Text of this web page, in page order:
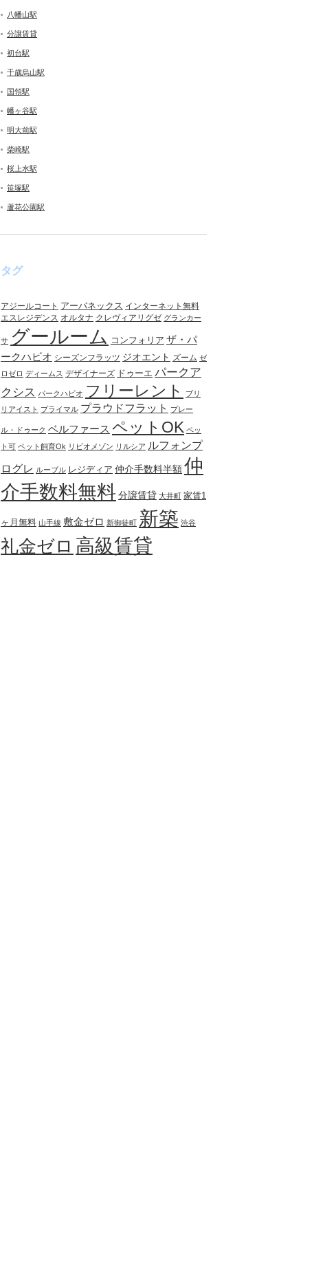
八幡山駅
分譲賃貸
初台駅
千歳烏山駅
国領駅
幡ヶ谷駅
明大前駅
柴崎駅
桜上水駅
笹塚駅
蘆花公園駅
タグ
アジールコート アーバネックス インターネット無料
エスレジデンス オルタナ クレヴィアリグゼ グランカー
サ グールーム コンフォリア ザ・パ
ークハビオ シーズンフラッツ ジオエント ズーム ゼ
ロゼロ ディームス デザイナーズ ドゥーエ パークア
クシス パークハビオ フリーレント
ブリ
リアイスト プライマル プラウドフラット プレー
ル・ドゥーク ベルファース ペットOK ペッ
ト可 ペット飼育Ok リビオメゾン リルシア ルフォンプ
ログレ ルーブル レジディア 仲介手数料半額仲
介手数料無料 分譲賃貸 大井町 家賃1
ヶ月無料 山手線 敷金ゼロ 新御徒町 新築 渋谷
礼金ゼロ 高級賃貸